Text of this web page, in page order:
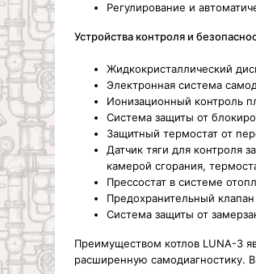
Регулирование и
Устройства контроля и
Жидкокристаллический
Электронная система
Ионизационный контроль
Система защиты от
Защитный термостат от
Датчик тяги для контроля
камерой сгорания,
Прессостат в системе
Предохранительный
Система защиты от
Преимуществом котлов LUNA-3
расширенную самодиагностику.